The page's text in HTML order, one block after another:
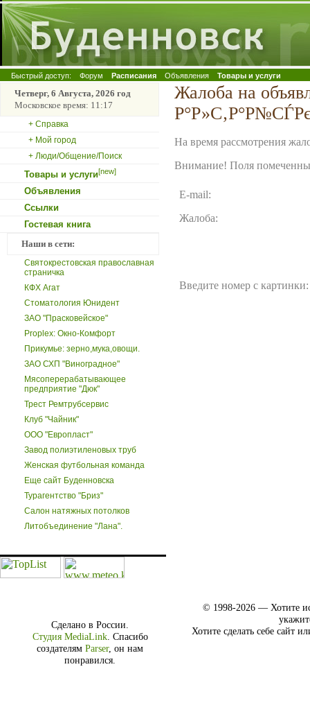
Быстрый доступ: Форум Расписания Объявления Товары и услуги
Четверг, 6 Августа, 2026 год
Московское время: 11:17
+ Справка
+ Мой город
+ Люди/Общение/Поиск
Товары и услуги[new]
Объявления
Ссылки
Гостевая книга
Наши в сети:
Святокрестовская православная
страничка
КФХ Агат
Стоматология Юнидент
ЗАО "Прасковейское"
Proplex: Окно-Комфорт
Прикумье: зерно,мука,овощи.
ЗАО СХП "Виноградное"
Мясоперерабатывающее
предприятие "Дюк"
Трест Ремтрубсервис
Клуб "Чайник"
ООО "Европласт"
Завод полиэтиленовых труб
Женская футбольная команда
Еще сайт Буденновска
Турагентство "Бриз"
Салон натяжных потолков
Литобъединение "Лана".
Жалоба на
На время рассмотрения
Внимание! Поля
E-mail:
Жалоба:
Введите номер с картинки:
Сделано в России.
Студия MediaLink. Спасибо
создателям Parser, он нам
понравился.
© 1998-2026 — Хотите
Хотите сделать себе сайт